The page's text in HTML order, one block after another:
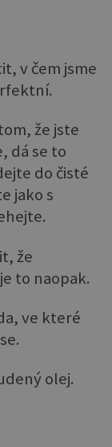
v čem jsme
že jste
dá se to
do čisté
jako s
že
to naopak.
ve které
olej.